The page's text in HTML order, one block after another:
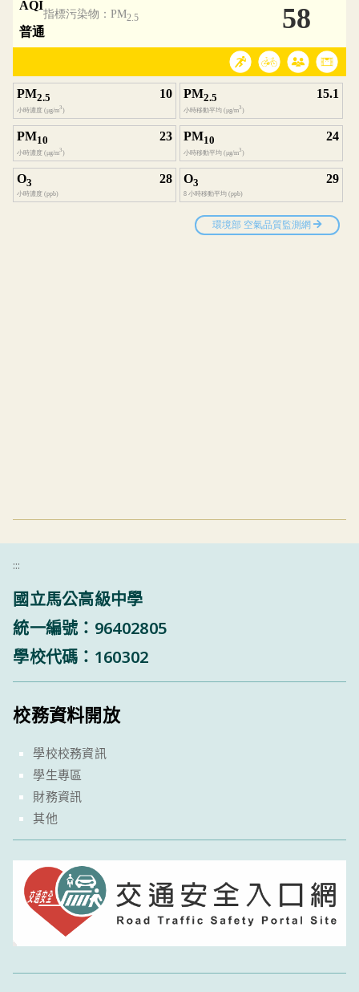
:::
國立馬公高級中學
統一編號：96402805
學校代碼：160302
校務資料開放
學校校務資訊
學生專區
財務資訊
其他